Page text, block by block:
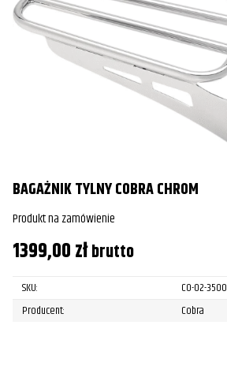
BAGAŻNIK TYLNY COBRA CHROM
Produkt na zamówienie
1399,00złbrutto
SKU:
CO-02-3500
Producent:
Cobra